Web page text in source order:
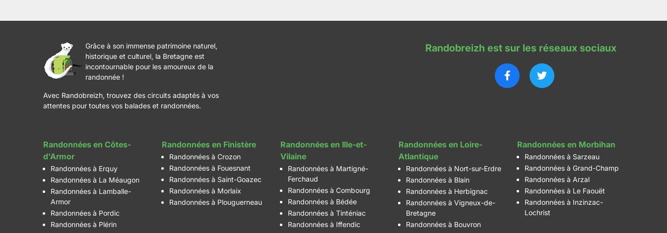
Grâce à son immense patrimoine naturel,
historique et culturel, la Bretagne est
incontournable pour les amoureux de la
randonnée !
Avec Randobreizh, trouvez des circuits adaptés à vos
attentes pour toutes vos balades et randonnées.
Randobreizh est sur les réseaux sociaux
Randonnées en Côtes-
d'Armor
Randonnées à Erquy
Randonnées à La Méaugon
Randonnées à Lamballe-
Armor
Randonnées à Pordic
Randonnées à Plérin
Randonnées en Finistère
Randonnées à Crozon
Randonnées à Fouesnant
Randonnées à Saint-Goazec
Randonnées à Morlaix
Randonnées à Plouguerneau
Randonnées en Ille-et-
Vilaine
Randonnées à Martigné-
Ferchaud
Randonnées à Combourg
Randonnées à Bédée
Randonnées à Tinténiac
Randonnées à Iffendic
Randonnées en Loire-
Atlantique
Randonnées à Nort-sur-Erdre
Randonnées à Blain
Randonnées à Herbignac
Randonnées à Vigneux-de-
Bretagne
Randonnées à Bouvron
Randonnées en Morbihan
Randonnées à Sarzeau
Randonnées à Grand-Champ
Randonnées à Arzal
Randonnées à Le Faouët
Randonnées à Inzinzac-
Lochrist